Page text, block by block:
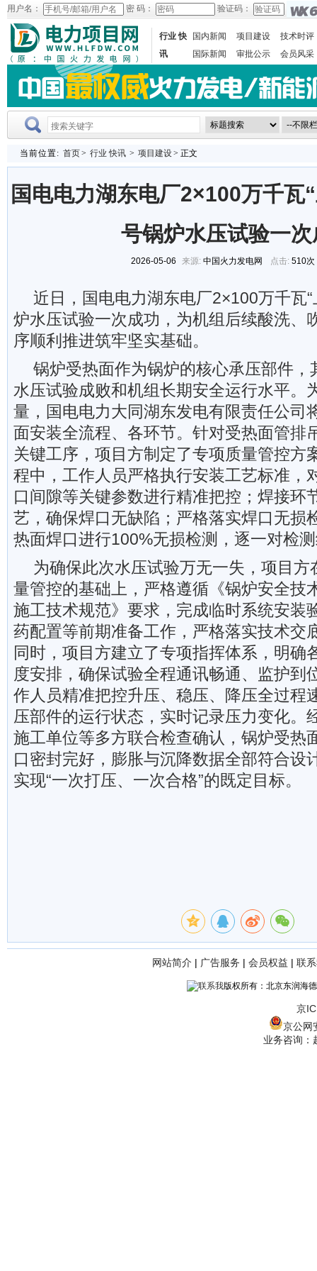
用户名： 密 码： 验证码：
行业 快
讯
国内新闻 项目建设
技术时评
国际新闻
审批公示 会员风采
当前位置: 首页> 行业 快讯 > 项目建设> 正文
国电电力湖东电厂2×100万千瓦
号锅炉水压试验一
2026-05-06 来源: 中国火力发电网 点击: 510次
近日，国电电力湖东电厂2×100万千瓦
炉水压试验一次成功，为机组后续酸洗、
序顺利推进筑牢坚实基础。
锅炉受热面作为锅炉的核心承压部件，
水压试验成败和机组长期安全运行水平。
量，国电电力大同湖东发电有限责任公司
面安装全流程、各环节。针对受热面管排
关键工序，项目方制定了专项质量管控方
程中，工作人员严格执行安装工艺标准，
口间隙等关键参数进行精准把控；焊接环
艺，确保焊口无缺陷；严格落实焊口无损
热面焊口进行100%无损检测，逐一对检
为确保此次水压试验万无一失，项目
量管控的基础上，严格遵循《锅炉安全技
施工技术规范》要求，完成临时系统安装
药配置等前期准备工作，严格落实技术交
同时，项目方建立了专项指挥体系，明确
度安排，确保试验全程通讯畅通、监护到
作人员精准把控升压、稳压、降压全过程
压部件的运行状态，实时记录压力变化。
施工单位等多方联合检查确认，锅炉受热
口密封完好，膨胀与沉降数据全部符合设
实现“一次打压、一次合格”的既定目标。
网站简介 | 广告服务 | 会员权益 | 联
版权所有：北京东润海
京
京公网
业务咨询：